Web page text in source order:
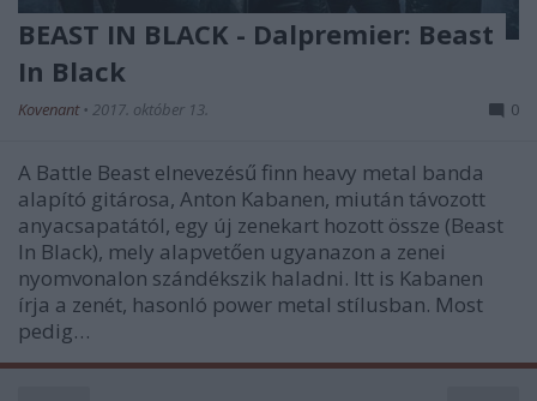
BEAST IN BLACK - Dalpremier: Beast
In Black
Kovenant • 2017. október 13. 0
A Battle Beast elnevezésű finn heavy metal banda
alapító gitárosa, Anton Kabanen, miután távozott
anyacsapatától, egy új zenekart hozott össze (Beast
In Black), mely alapvetően ugyanazon a zenei
nyomvonalon szándékszik haladni. Itt is Kabanen
írja a zenét, hasonló power metal stílusban. Most
pedig…